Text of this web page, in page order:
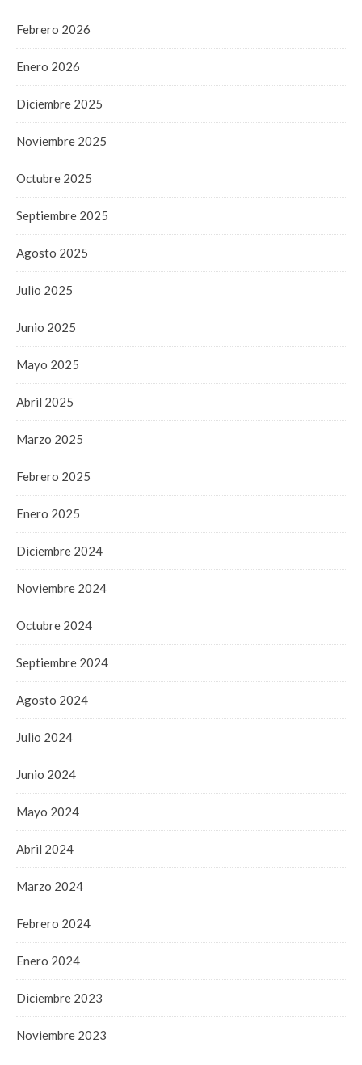
Febrero 2026
Enero 2026
Diciembre 2025
Noviembre 2025
Octubre 2025
Septiembre 2025
Agosto 2025
Julio 2025
Junio 2025
Mayo 2025
Abril 2025
Marzo 2025
Febrero 2025
Enero 2025
Diciembre 2024
Noviembre 2024
Octubre 2024
Septiembre 2024
Agosto 2024
Julio 2024
Junio 2024
Mayo 2024
Abril 2024
Marzo 2024
Febrero 2024
Enero 2024
Diciembre 2023
Noviembre 2023